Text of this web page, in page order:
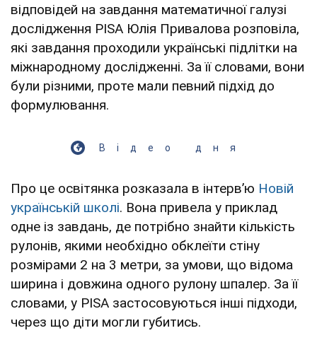
відповідей на завдання математичної галузі
дослідження PISA Юлія Привалова розповіла,
які завдання проходили українські підлітки на
міжнародному дослідженні. За її словами, вони
були різними, проте мали певний підхід до
формулювання.
Відео дня
Про це освітянка розказала в інтервʼю Новій
українській школі. Вона привела у приклад
одне із завдань, де потрібно знайти кількість
рулонів, якими необхідно обклеїти стіну
розмірами 2 на 3 метри, за умови, що відома
ширина і довжина одного рулону шпалер. За її
словами, у PISA застосовуються інші підходи,
через що діти могли губитись.